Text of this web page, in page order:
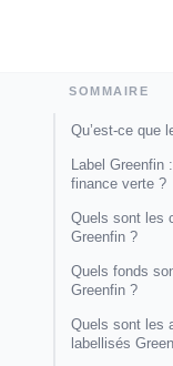
SOMMAIRE
Qu’est-ce que
Label Greenfin
finance verte ?
Quels sont les
Greenfin ?
Quels fonds
Greenfin ?
Quels sont les
labellisés